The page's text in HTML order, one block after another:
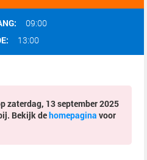
09:00
13:00
zaterdag, 13 september 2025
Bekijk dehomepagina voor